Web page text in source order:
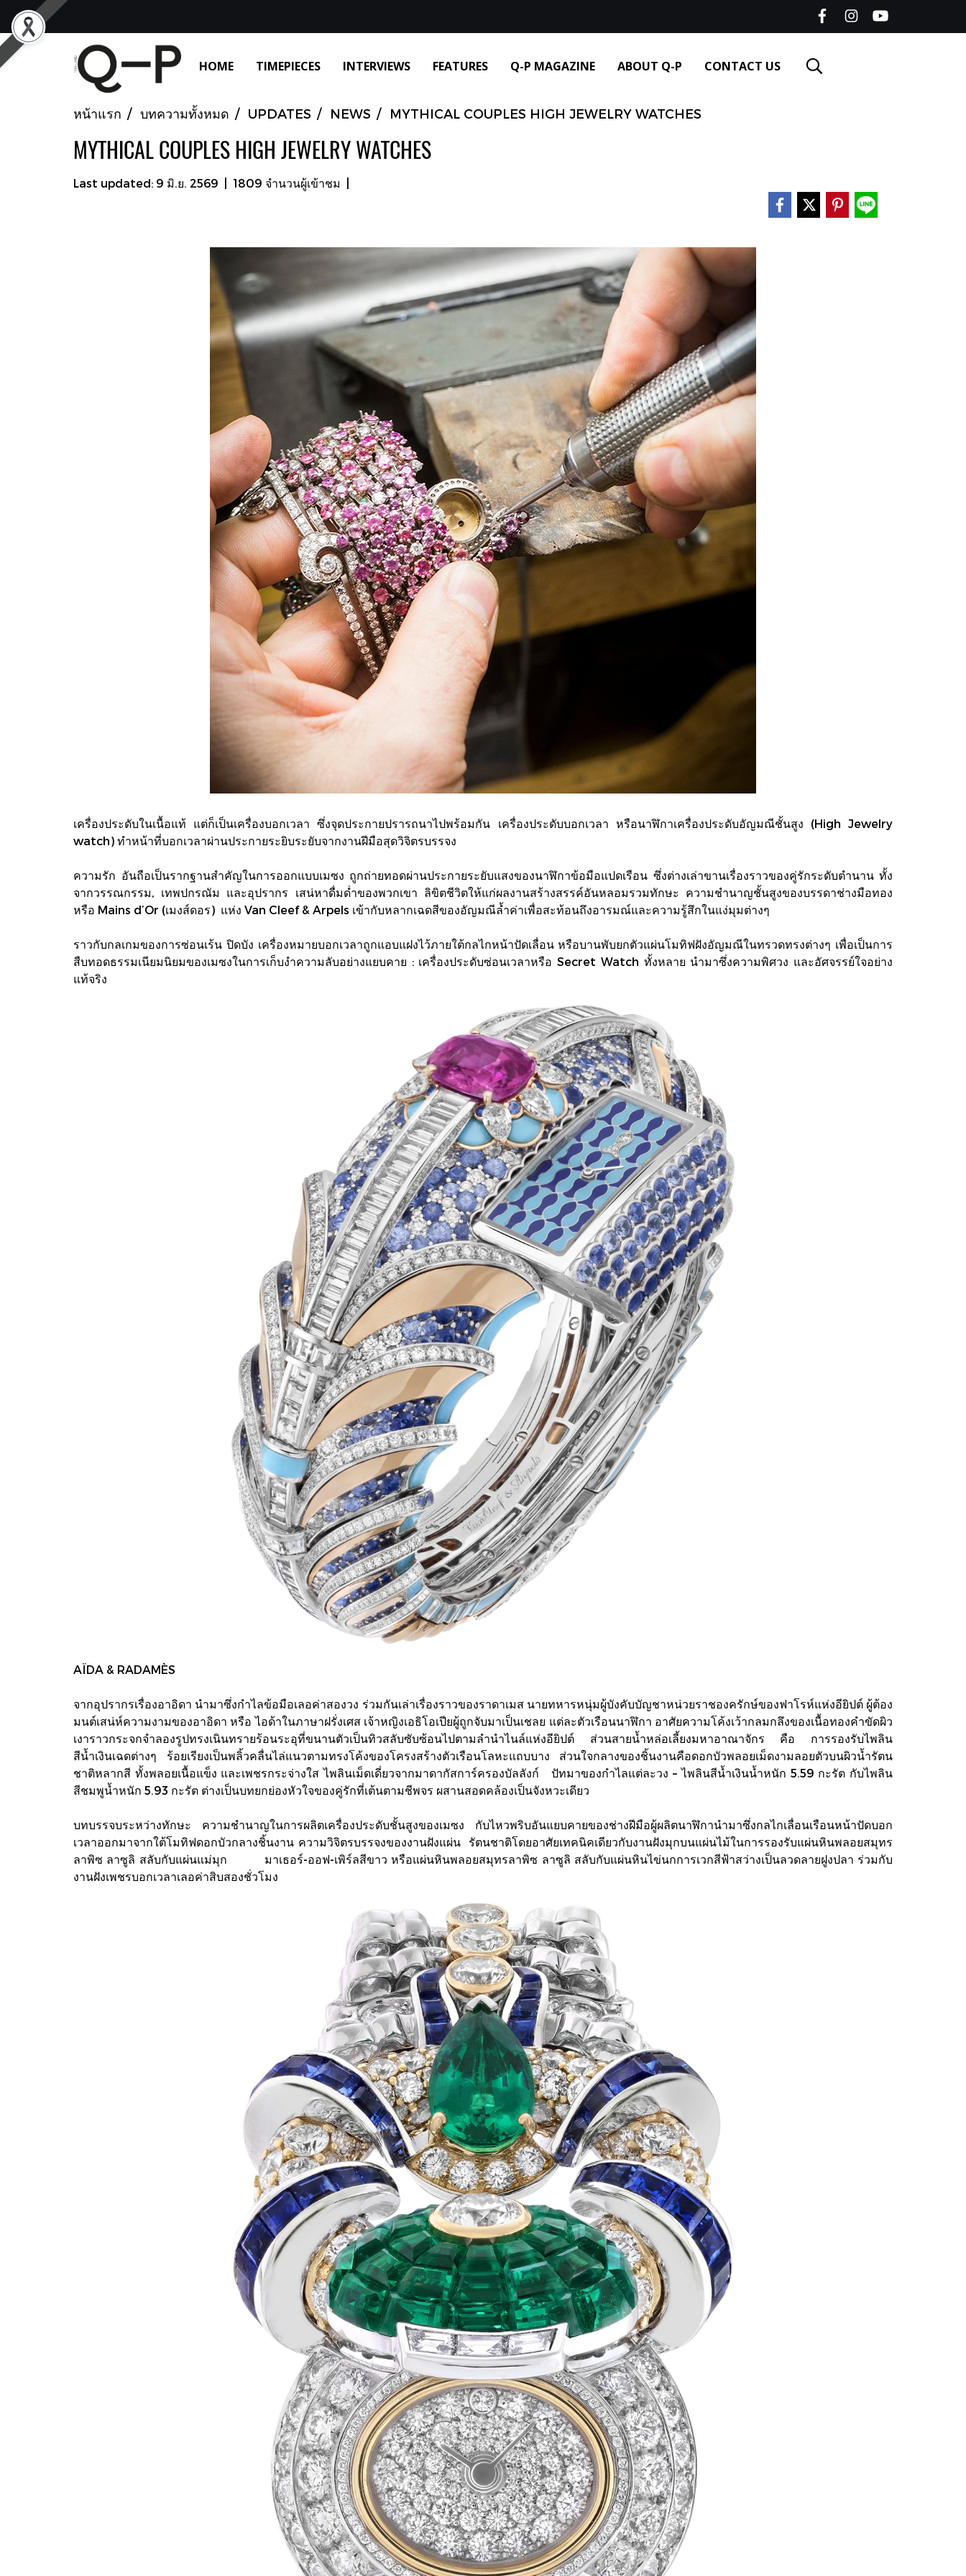
HOME TIMEPIECES INTERVIEWS FEATURES Q-P MAGAZINE ABOUT Q-P CONTACT US
หน้าแรก บทความทั้งหมด UPDATES NEWS MYTHICAL COUPLES HIGH JEWELRY WATCHES
MYTHICAL COUPLES HIGH JEWELRY WATCHES
Last updated: 9 มิ.ย. 2569 1809 จำนวนผู้เข้าชม
เครื่องประดับในเนื้อแท้ แต่ก็เป็นเครื่องบอกเวลา ซึ่งจุดประกายปรารถนาไปพร้อมกัน เครื่องประดับบอกเวลา หรือนาฬิกาเครื่องประดับอัญมณีชั้นสูง (High Jewelry
watch) ทำหน้าที่บอกเวลาผ่านประกายระยิบระยับจากงานฝีมือสุดวิจิตรบรรจง
ความรัก อันถือเป็นรากฐานสำคัญในการออกแบบเมซง ถูกถ่ายทอดผ่านประกายระยับแสงของนาฬิกาข้อมือแปดเรือน ซึ่งต่างเล่าขานเรื่องราวของคู่รักระดับตำนาน ทั้ง
จากวรรณกรรม, เทพปกรณัม และอุปรากร เสน่หาดื่มด่ำของพวกเขา ลิขิตชีวิตให้แก่ผลงานสร้างสรรค์อันหลอมรวมทักษะ ความชำนาญชั้นสูงของบรรดาช่างมือทอง
หรือ Mains d’Or (เมงส์ดอร) แห่ง Van Cleef & Arpels เข้ากับหลากเฉดสีของอัญมณีล้ำค่าเพื่อสะท้อนถึงอารมณ์และความรู้สึกในแง่มุมต่างๆ
ราวกับกลเกมของการซ่อนเร้น ปิดบัง เครื่องหมายบอกเวลาถูกแอบแฝงไว้ภายใต้กลไกหน้าปัดเลื่อน หรือบานพับยกตัวแผ่นโมทิฟฝังอัญมณีในทรวดทรงต่างๆ เพื่อเป็นการ
สืบทอดธรรมเนียมนิยมของเมซงในการเก็บงำความลับอย่างแยบคาย : เครื่องประดับซ่อนเวลาหรือ Secret Watch ทั้งหลาย นำมาซึ่งความพิศวง และอัศจรรย์ใจอย่าง
แท้จริง
AÏDA & RADAMÈS
จากอุปรากรเรื่องอาอิดา นำมาซึ่งกำไลข้อมือเลอค่าสองวง ร่วมกันเล่าเรื่องราวของราดาเมส นายทหารหนุ่มผู้บังคับบัญชาหน่วยราชองครักษ์ของฟาโรห์แห่งอียิปต์ ผู้ต้อง
มนต์เสน่ห์ความงามของอาอิดา หรือ ไอด้าในภาษาฝรั่งเศส เจ้าหญิงเอธิโอเปียผู้ถูกจับมาเป็นเชลย แต่ละตัวเรือนนาฬิกา อาศัยความโค้งเว้ากลมกลึงของเนื้อทองคำขัดผิว
เงาราวกระจกจำลองรูปทรงเนินทรายร้อนระอุที่ขนานตัวเป็นทิวสลับซับซ้อนไปตามลำนำไนล์แห่งอียิปต์ ส่วนสายน้ำหล่อเลี้ยงมหาอาณาจักร คือ การรองรับไพลิน
สีน้ำเงินเฉดต่างๆ ร้อยเรียงเป็นพลิ้วคลื่นไล่แนวตามทรงโค้งของโครงสร้างตัวเรือนโลหะแถบบาง ส่วนใจกลางของชิ้นงานคือดอกบัวพลอยเม็ดงามลอยตัวบนผิวน้ำรัตน
ชาติหลากสี ทั้งพลอยเนื้อแข็ง และเพชรกระจ่างใส ไพลินเม็ดเดี่ยวจากมาดากัสการ์ครองบัลลังก์ ปัทมาของกำไลแต่ละวง – ไพลินสีน้ำเงินน้ำหนัก 5.59 กะรัต กับไพลิน
สีชมพูน้ำหนัก 5.93 กะรัต ต่างเป็นบทยกย่องหัวใจของคู่รักที่เต้นตามชีพจร ผสานสอดคล้องเป็นจังหวะเดียว
บทบรรจบระหว่างทักษะ ความชำนาญในการผลิตเครื่องประดับชั้นสูงของเมซง กับไหวพริบอันแยบคายของช่างฝีมือผู้ผลิตนาฬิกานำมาซึ่งกลไกเลื่อนเรือนหน้าปัดบอก
เวลาออกมาจากใต้โมทิฟดอกบัวกลางชิ้นงาน ความวิจิตรบรรจงของงานฝังแผ่น รัตนชาติโดยอาศัยเทคนิคเดียวกับงานฝังมุกบนแผ่นไม้ในการรองรับแผ่นหินพลอยสมุทร
ลาพิซ ลาซูลิ สลับกับแผ่นแม่มุก มาเธอร์-ออฟ-เพิร์ลสีขาว หรือแผ่นหินพลอยสมุทรลาพิซ ลาซูลิ สลับกับแผ่นหินไข่นกการเวกสีฟ้าสว่างเป็นลวดลายฝูงปลา ร่วมกับ
งานฝังเพชรบอกเวลาเลอค่าสิบสองชั่วโมง